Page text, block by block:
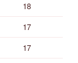
18
17
17